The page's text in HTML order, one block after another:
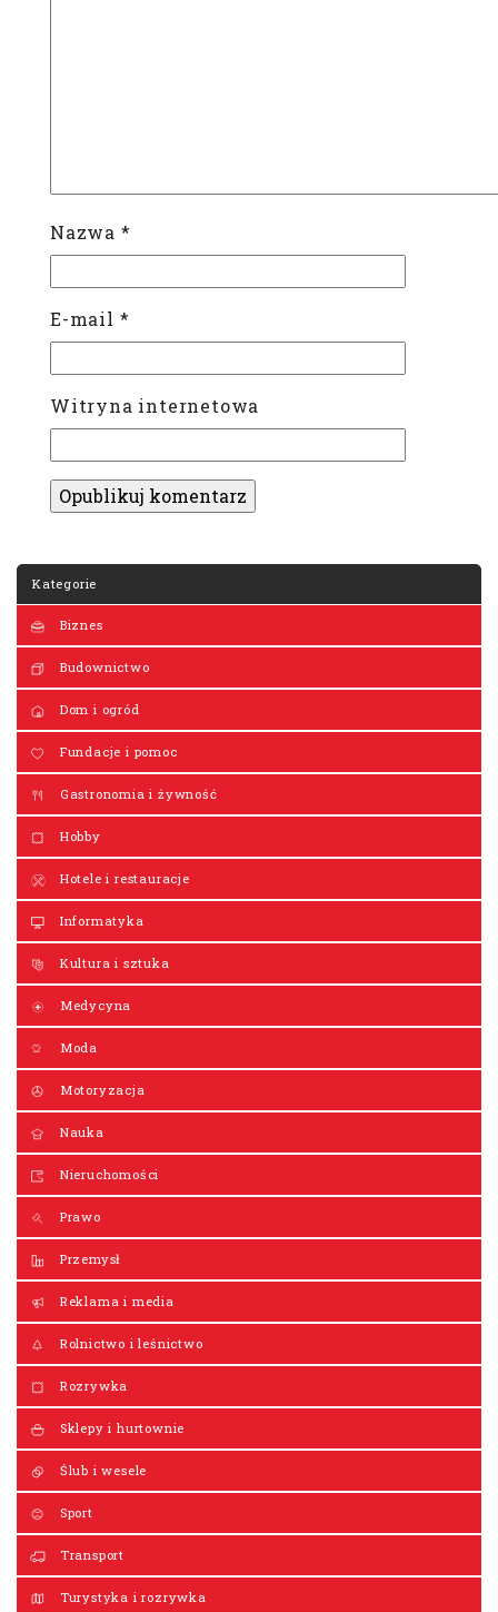
Kategorie
Biznes
Budownictwo
Dom i ogród
Fundacje i pomoc
Gastronomia i żywność
Hobby
Hotele i restauracje
Informatyka
Kultura i sztuka
Medycyna
Moda
Motoryzacja
Nauka
Nieruchomości
Prawo
Przemysł
Reklama i media
Rolnictwo i leśnictwo
Rozrywka
Sklepy i hurtownie
Ślub i wesele
Sport
Transport
Turystyka i rozrywka
Nazwa *
E-mail *
Witryna internetowa